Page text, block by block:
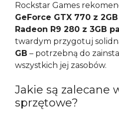
Rockstar Games
GeForce GTX 770 z
Radeon R9 280 z 3GB
twardym przygotuj
GB – potrzebną do
wszystkich jej zasobów.
Jakie są zalecane
sprzętowe?